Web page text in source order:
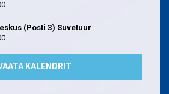
(Posti 3) Suvetuur
KALENDRIT